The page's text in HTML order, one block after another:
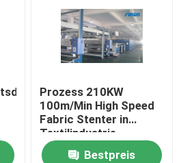
Maschine
Maschine
Prozess 210KW
100m/Min High Speed
Fabric Stenter in
Textilindustrie
2800mm
Bestpreis